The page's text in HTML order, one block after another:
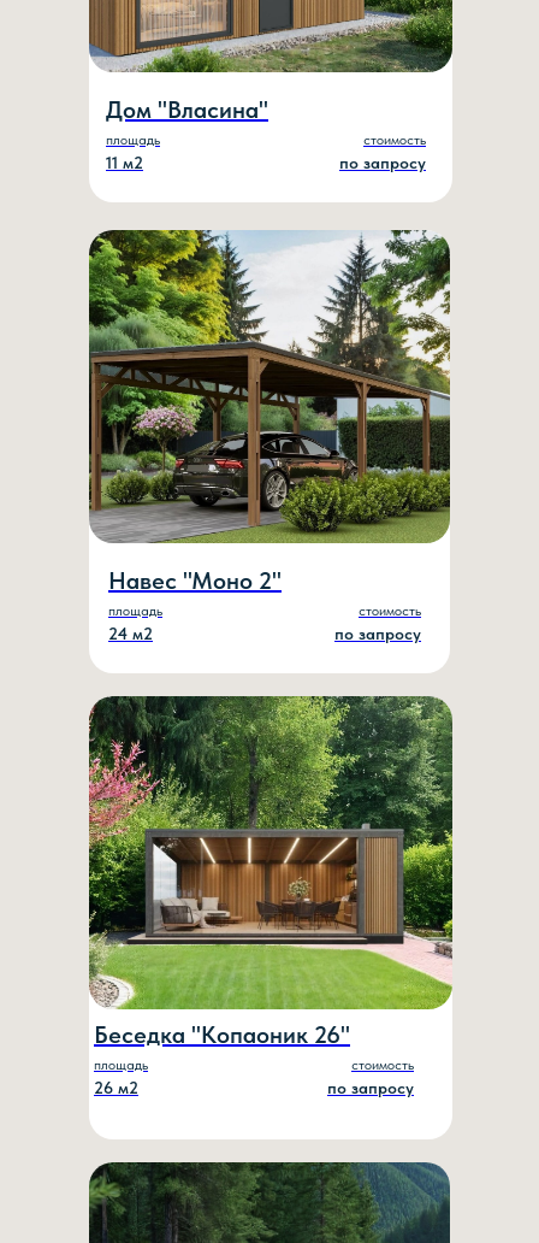
Дом "Власина"
площадь
11 м2
стоимость
по запросу
Навес "Моно 2"
площадь
24 м2
стоимость
по запросу
Беседка "Копаоник 26"
площадь
26 м2
стоимость
по запросу